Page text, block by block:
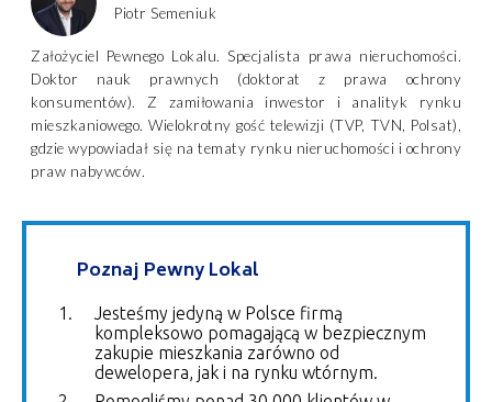
Piotr Semeniuk
Założyciel Pewnego Lokalu. Specjalista prawa nieruchomości.
Doktor nauk prawnych (doktorat z prawa ochrony
konsumentów). Z zamiłowania inwestor i analityk rynku
mieszkaniowego. Wielokrotny gość telewizji (TVP, TVN, Polsat),
gdzie wypowiadał się na tematy rynku nieruchomości i ochrony
praw nabywców.
Poznaj Pewny Lokal
Jesteśmy jedyną w Polsce firmą
kompleksowo pomagającą w bezpiecznym
zakupie mieszkania zarówno od
dewelopera, jak i na rynku wtórnym.